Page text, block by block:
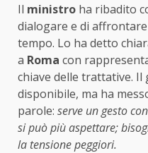
Il ministro ha ribadito
dialogare e di
tempo. Lo ha detto
a Roma con
chiave delle trattative.
disponibile, ma ha
parole: serve un gesto
si può più aspettare;
la tensione peggiori.